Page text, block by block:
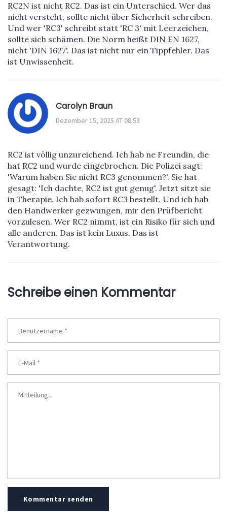
RC2N ist nicht RC2. Das ist ein Unterschied. Wer das
nicht versteht, sollte nicht über Sicherheit schreiben.
Und wer 'RC3' schreibt statt 'RC 3' mit Leerzeichen,
sollte sich schämen. Die Norm heißt DIN EN 1627,
nicht 'DIN 1627'. Das ist nicht nur ein Tippfehler. Das
ist Unwissenheit.
Carolyn Braun
Dezember 15, 2025 AT 08:53
RC2 ist völlig unzureichend. Ich hab ne Freundin, die
hat RC2 und wurde eingebrochen. Die Polizei sagt:
'Warum haben Sie nicht RC3 genommen?'. Sie hat
gesagt: 'Ich dachte, RC2 ist gut genug'. Jetzt sitzt sie
in Therapie. Ich hab sofort RC3 bestellt. Und ich hab
den Handwerker gezwungen, mir den Prüfbericht
vorzulesen. Wer RC2 nimmt, ist ein Risiko für sich und
alle anderen. Das ist kein Luxus. Das ist
Verantwortung.
Schreibe einen Kommentar
Kommentar senden